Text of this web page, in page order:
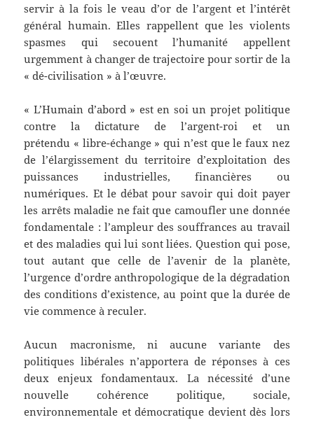
servir à la fois le veau d’or de l’argent et l’intérêt
général humain. Elles rappellent que les violents
spasmes qui secouent l’humanité appellent
urgemment à changer de trajectoire pour sortir de la
« dé-civilisation » à l’œuvre.
« L’Humain d’abord » est en soi un projet politique
contre la dictature de l’argent-roi et un
prétendu « libre-échange » qui n’est que le faux nez
de l’élargissement du territoire d’exploitation des
puissances industrielles, financières ou
numériques. Et le débat pour savoir qui doit payer
les arrêts maladie ne fait que camoufler une donnée
fondamentale : l’ampleur des souffrances au travail
et des maladies qui lui sont liées. Question qui pose,
tout autant que celle de l’avenir de la planète,
l’urgence d’ordre anthropologique de la dégradation
des conditions d’existence, au point que la durée de
vie commence à reculer.
Aucun macronisme, ni aucune variante des
politiques libérales n’apportera de réponses à ces
deux enjeux fondamentaux. La nécessité d’une
nouvelle cohérence politique, sociale,
environnementale et démocratique devient dès lors